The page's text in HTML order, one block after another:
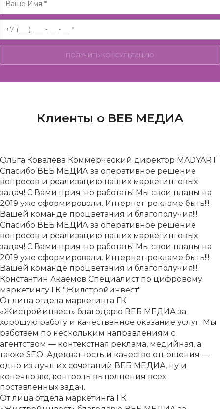
Клиенты о ВЕБ МЕДИА
Ольга Ковалева Коммерческий директор MADYART
Спасибо ВЕБ МЕДИА за оперативное решение
вопросов и реализацию наших маркетинговых
задач! С Вами приятно работать! Мы свои планы на
2019 уже сформировали. Интернет-рекламе быть!!!
Вашей команде процветания и благополучия!!!
Спасибо ВЕБ МЕДИА за оперативное решение
вопросов и реализацию наших маркетинговых
задач! С Вами приятно работать! Мы свои планы на
2019 уже сформировали. Интернет-рекламе быть!!!
Вашей команде процветания и благополучия!!!
Константин Акаёмов Специалист по цифровому
маркетингу ГК "Жилстройинвест"
От лица отдела маркетинга ГК
«Жистройинвест» благодарю ВЕБ МЕДИА за
хорошую работу и качественное оказание услуг. Мы
работаем по нескольким направлениям с
агентством — контекстная реклама, медийная, а
также SEO. Адекватность и качество отношения —
одно из лучших сочетаний ВЕБ МЕДИА, ну и
конечно же, контроль выполнения всех
поставленных задач.
От лица отдела маркетинга ГК
Выберите картинку где
изображен "Кот"
Вы выбрали не
верную картинку